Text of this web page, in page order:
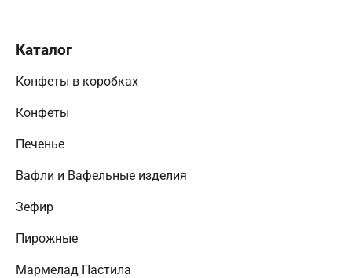
Каталог
Конфеты в коробках
Конфеты
Печенье
Вафли и Вафельные изделия
Зефир
Пирожные
Мармелад Пастила